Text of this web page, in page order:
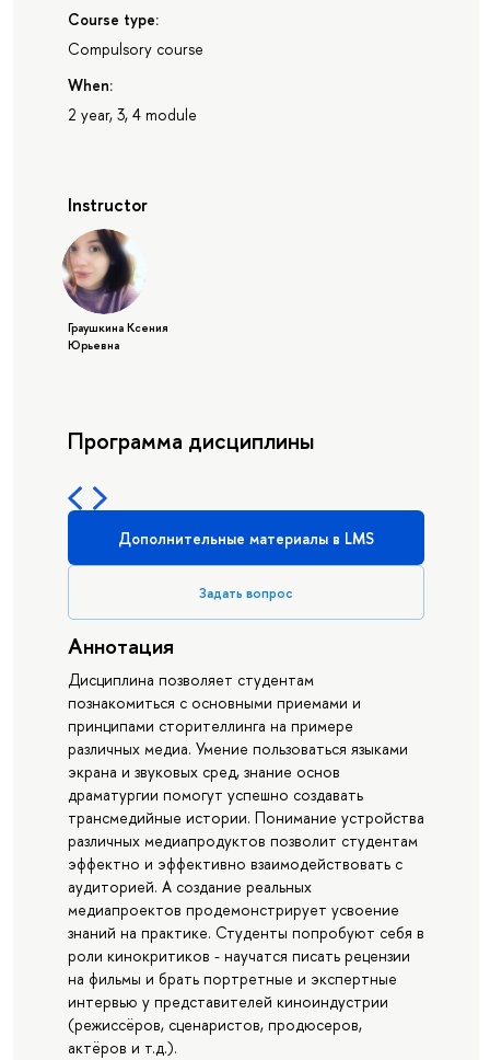
Course type:
Compulsory course
When:
2 year, 3, 4 module
Instructor
Граушкина Ксения
Юрьевна
Программа дисциплины
Дополнительные материалы в LMS
Задать вопрос
Аннотация
Дисциплина позволяет студентам
познакомиться с основными приемами и
принципами сторителлинга на примере
различных медиа. Умение пользоваться языками
экрана и звуковых сред, знание основ
драматургии помогут успешно создавать
трансмедийные истории. Понимание устройства
различных медиапродуктов позволит студентам
эффектно и эффективно взаимодействовать с
аудиторией. А создание реальных
медиапроектов продемонстрирует усвоение
знаний на практике. Студенты попробуют себя в
роли кинокритиков - научатся писать рецензии
на фильмы и брать портретные и экспертные
интервью у представителей киноиндустрии
(режиссёров, сценаристов, продюсеров,
актёров и т.д.).